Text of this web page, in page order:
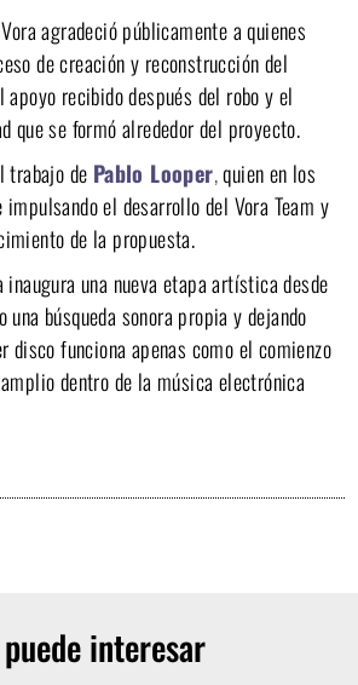
agradeció públicamente a quienes
de creación y reconstrucción del
apoyo recibido después del robo y el
que se formó alrededor del proyecto.
trabajo de Pablo Looper,quien en los
el desarrollo del Vora Team y
de la propuesta.
inaugura una nueva etapa artística desde
una búsqueda sonora propia y dejando
disco funciona apenas como el comienzo
dentro de la música electrónica
puede interesar